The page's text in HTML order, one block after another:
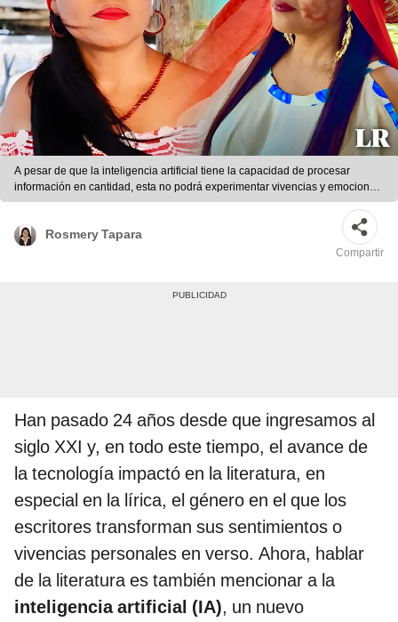
A pesar de que la inteligencia artificial tiene la capacidad de procesar
información en cantidad, esta no podrá experimentar vivencias y emociones
para luego convertirlas en obras literarias. Foto: composición LR/Yorledys
Rosmery Tapara
Compartir
Han pasado 24 años desde que ingresamos al
siglo XXI y, en todo este tiempo, el avance de
la tecnología impactó en la literatura, en
especial en la lírica, el género en el que los
escritores transforman sus sentimientos o
vivencias personales en verso. Ahora, hablar
de la literatura es también mencionar a la
inteligencia artificial (IA), un nuevo